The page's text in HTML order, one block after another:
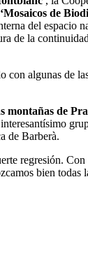
‘Mosaicos de
del espacio
de la
con algunas de
montañas de
de Barberà.
regresión.
bien todas